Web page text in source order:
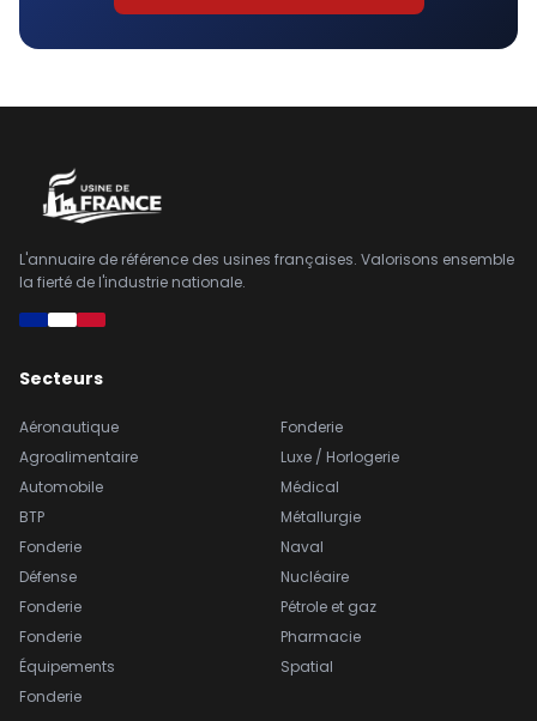
L'annuaire de référence des usines françaises. Valorisons ensemble
la fierté de l'industrie nationale.
Secteurs
Aéronautique
Agroalimentaire
Automobile
BTP
Fonderie
Défense
Fonderie
Fonderie
Équipements
Fonderie
Fonderie
Luxe / Horlogerie
Médical
Métallurgie
Naval
Nucléaire
Pétrole et gaz
Pharmacie
Spatial